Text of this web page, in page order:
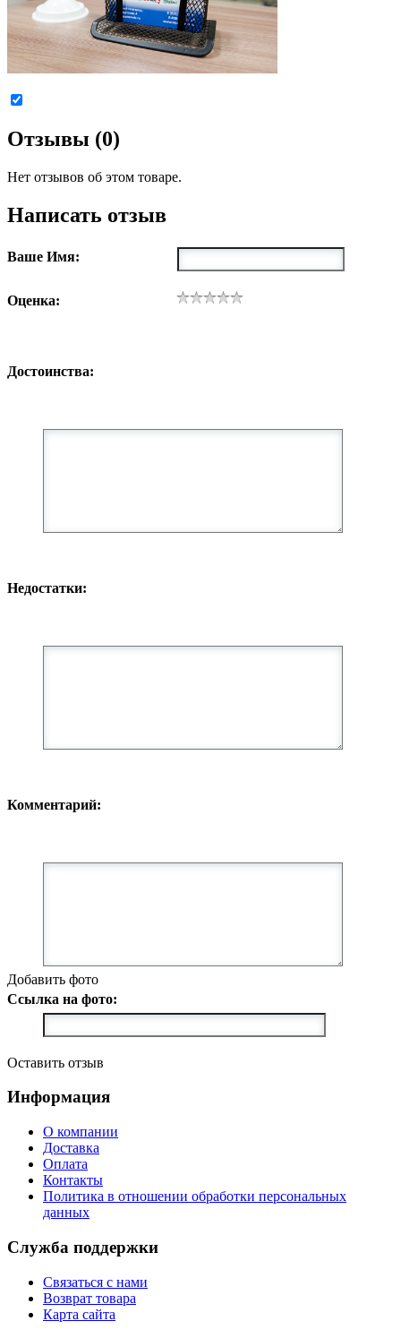
Отзывы (0)
Нет отзывов об этом товаре.
Написать отзыв
Ваше Имя:
Оценка:
Достоинства:
Недостатки:
Комментарий:
Добавить фото
Ссылка на фото:
Оставить отзыв
Информация
О компании
Доставка
Оплата
Контакты
Политика в отношении обработки персональных
данных
Служба поддержки
Связаться с нами
Возврат товара
Карта сайта